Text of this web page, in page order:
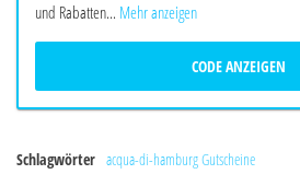
und Rabatten... Mehr anzeigen
CODE ANZEIGEN
Schlagwörter acqua-di-hamburg Gutscheine